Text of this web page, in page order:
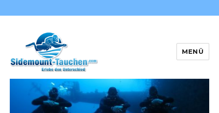
Sidemount-Tauchen
MENÜ